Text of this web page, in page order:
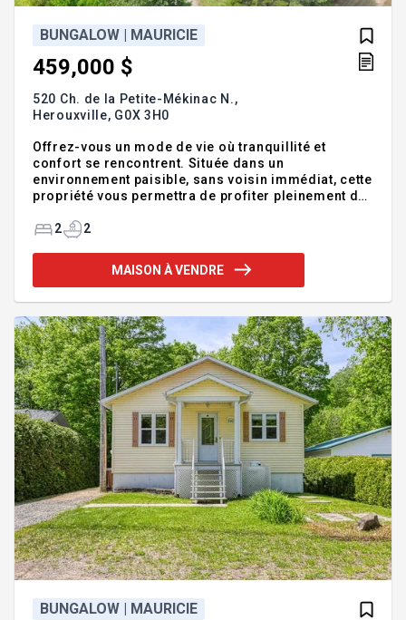
BUNGALOW | MAURICIE
459,000 $
520 Ch. de la Petite-Mékinac N.,
Herouxville, G0X 3H0
Offrez-vous un mode de vie où tranquillité et
confort se rencontrent. Située dans un
environnement paisible, sans voisin immédiat, cette
propriété vous permettra de profiter pleinement de
magnifique plafond cathédrale crée une
pièces de lumière naturelle. La maison comprend
deux chambres ainsi que deux bureaux, parfaits
ou simplement profiter du calme au quotidien. Une
propriété qui séduira les ama
2 2
MAISON À VENDRE
BUNGALOW | MAURICIE